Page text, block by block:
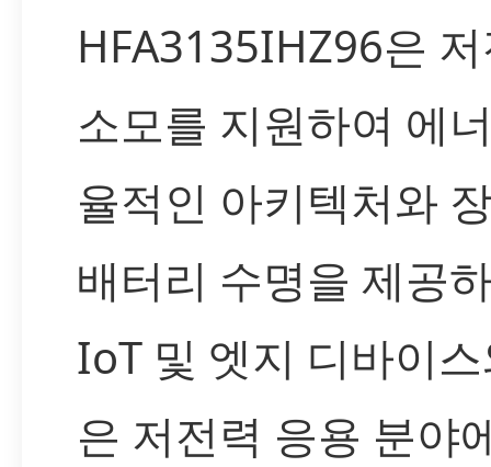
HFA3135IHZ96은
소모를 지원하여 에
율적인 아키텍처와
배터리 수명을 제공
IoT 및 엣지 디바이
은 저전력 응용 분야